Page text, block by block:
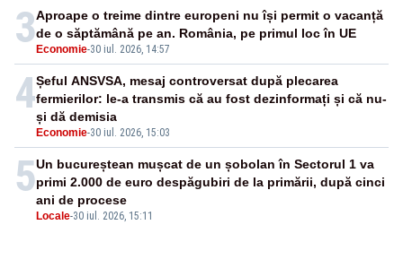
3 Economie-30 iul. 2026, 14:57
Aproape o treime dintre europeni nu își permit o vacanță
de o săptămână pe an. România, pe primul loc în UE
4
Economie-30 iul. 2026, 15:03
Șeful ANSVSA, mesaj controversat după plecarea
fermierilor: le-a transmis că au fost dezinformați și că nu-
și dă demisia
5
Locale-30 iul. 2026, 15:11
Un bucureștean mușcat de un șobolan în Sectorul 1 va
primi 2.000 de euro despăgubiri de la primării, după cinci
ani de procese